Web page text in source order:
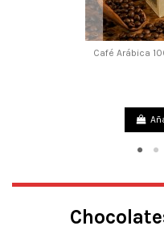
Café Arábica